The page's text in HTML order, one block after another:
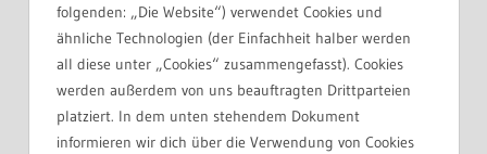
folgenden: „Die Website“) verwendet Cookies und
ähnliche Technologien (der Einfachheit halber werden
all diese unter „Cookies“ zusammengefasst). Cookies
werden außerdem von uns beauftragten Drittparteien
platziert. In dem unten stehendem Dokument
informieren wir dich über die Verwendung von Cookies